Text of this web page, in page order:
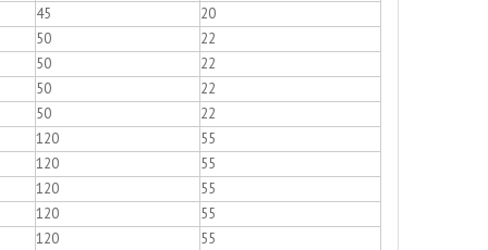
45
20
50
22
50
22
50
22
50
22
120
55
120
55
120
55
120
55
120
55